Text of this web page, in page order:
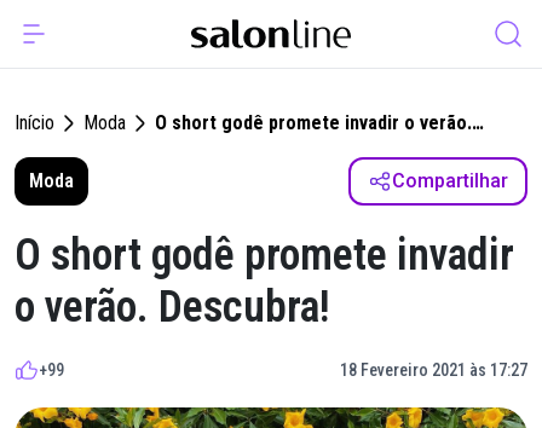
Início Moda
O short godê promete invadir o verão.
Moda
Compartilhar
O short godê promete invadir
o verão. Descubra!
+99 18 Fevereiro 2021 às 17:27